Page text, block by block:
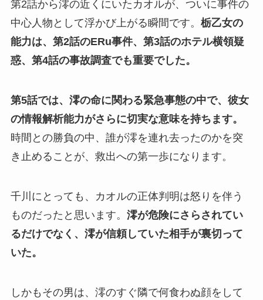
第2話から澪の近くにいたカオルが、ついに事件の
中心人物として浮かび上がる瞬間です。 栃乙女の
能力は、第2話のERu事件、第3話のホテル横領疑
惑、第4話の事故調査でも重要でした。
第5話では、澪の命に関わる緊急事態の中で、彼女
の情報解析能力がさらに切実な意味を持ちます。
時間との勝負の中、誰が澪を連れ去ったのかを突
き止めることが、救出への第一歩になります。
千川にとっても、カオルの正体判明は怒りを伴う
ものだったと思います。 澪が危険にさらされてい
るだけでなく、澪が信頼していた相手が裏切って
いた。
しかもその男は、澪のすぐ隣で何食わぬ顔をして